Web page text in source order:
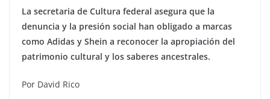
La secretaria de Cultura federal asegura que la
denuncia y la presión social han obligado a marcas
como Adidas y Shein a reconocer la apropiación del
patrimonio cultural y los saberes ancestrales.
Por David Rico